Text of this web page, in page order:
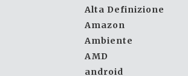
Alta Definizione
Amazon
Ambiente
AMD
android